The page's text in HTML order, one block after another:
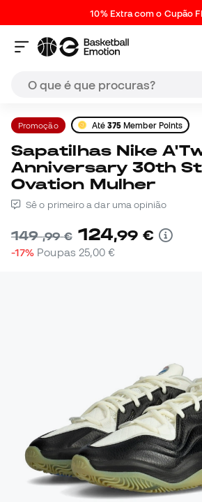
10% Extra com o Cupão
Promoção Até 375 Member Points
Sapatilhas Nike A'Two WNBA
Anniversary 30th
Ovation Mulher
Sê o primeiro a dar uma opinião
149,99 € 124,99 €
-17% Poupas 25,00 €